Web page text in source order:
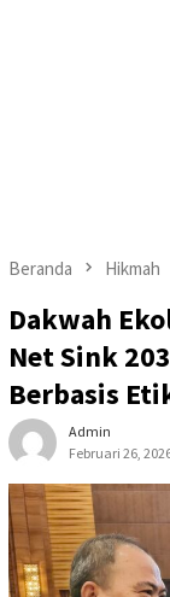
Beranda Hikmah
Dakwah
Net Sink
Berbasis
Admin
Februari 26,